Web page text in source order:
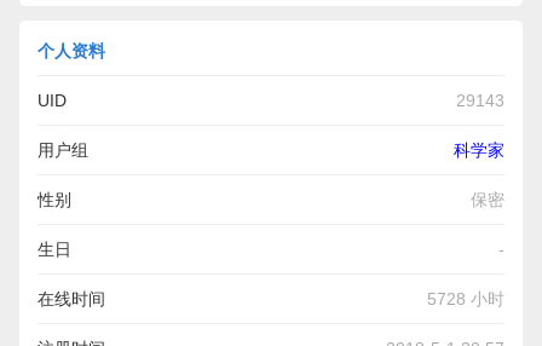
个人资料
UID 29143
用户组 科学家
性别 保密
生日 -
在线时间 5728 小时